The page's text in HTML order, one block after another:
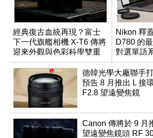
經典復古血統再現？富士
下一代旗艦相機 X-T6 傳將
迎來外觀與色彩科學雙重
優化
Nikon 釋
D780 的
對選單語
行修復
德韓光學大廠聯手
預告 8 月推出 L 接
F2.8 望遠變焦鏡
Canon 傳將於 9 月
望遠變焦鏡頭 RF